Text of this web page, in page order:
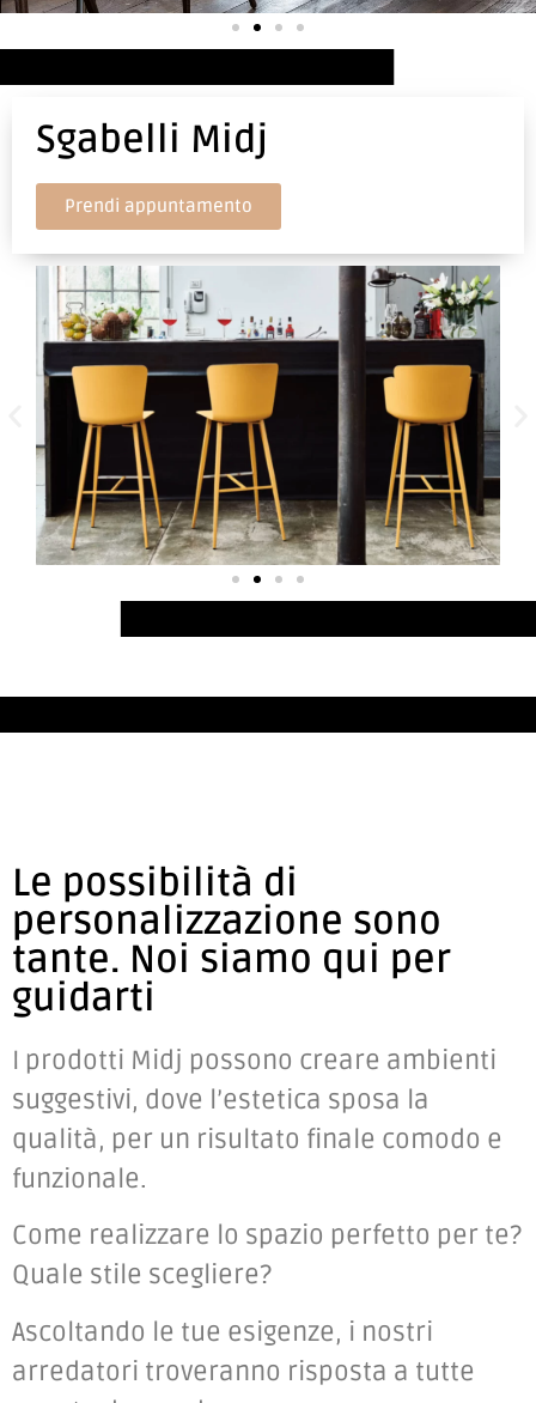
Sgabelli Midj
Prendi appuntamento
Le possibilità di
personalizzazione sono
tante. Noi siamo qui per
guidarti
I prodotti Midj possono creare ambienti
suggestivi, dove l’estetica sposa la
qualità, per un risultato finale comodo e
funzionale.
Come realizzare lo spazio perfetto per te?
Quale stile scegliere?
Ascoltando le tue esigenze, i nostri
arredatori troveranno risposta a tutte